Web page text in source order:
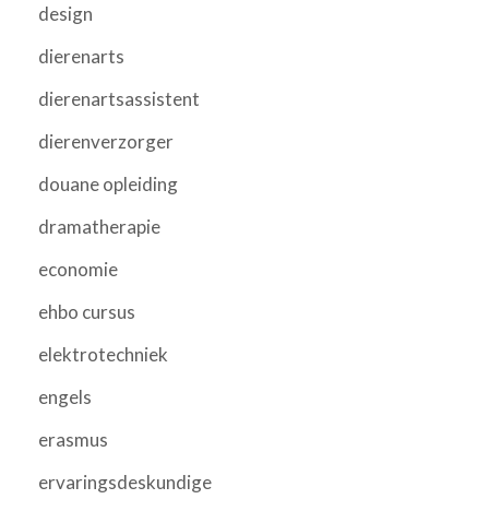
design
dierenarts
dierenartsassistent
dierenverzorger
douane opleiding
dramatherapie
economie
ehbo cursus
elektrotechniek
engels
erasmus
ervaringsdeskundige